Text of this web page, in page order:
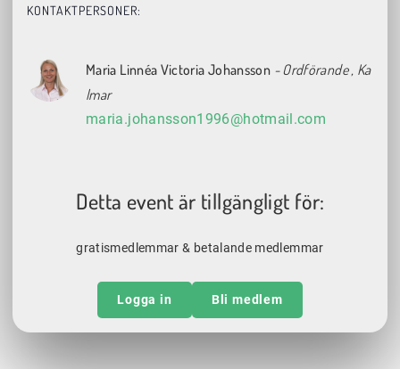
KONTAKTPERSONER:
Maria Linnéa Victoria Johansson - Ordförande, Ka
lmar
maria.johansson1996@hotmail.com
Detta event är tillgängligt för:
gratismedlemmar & betalande medlemmar
Logga in Bli medlem